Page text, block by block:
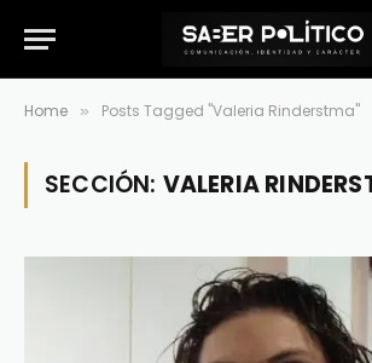
Home » Posts Tagged "Valeria Rinderstma"
SECCIÓN: VALERIA